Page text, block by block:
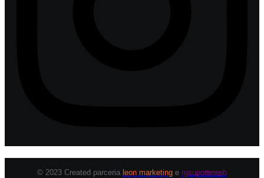
© 2023 Created parceria leon marketing e rgsuporteweb